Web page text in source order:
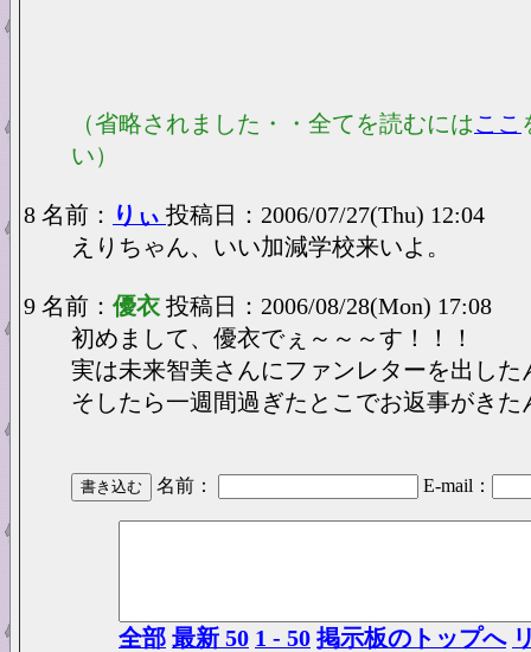
（省略されました・・全てを読むにはここ
い）
8 名前： りぃ 投稿日：2006/07/27(Thu) 12:04
えりちゃん、いい加減学校来いよ。
9 名前： 優衣 投稿日：2006/08/28(Mon) 17:08
初めまして、優衣でぇ～～～す！！！
実は未来智美さんにファンレターを出した
そしたら一週間過ぎたとこでお返事がきた
名前： E-mail：
全部 最新 50 1 - 50 掲示板のトップへ